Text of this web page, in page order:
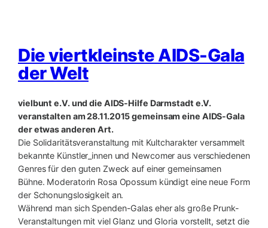
Die viertkleinste AIDS-Gala
der Welt
vielbunt e.V. und die AIDS-Hilfe Darmstadt e.V.
veranstalten am 28.11.2015 gemeinsam eine AIDS-Gala
der etwas anderen Art.
Die Solidaritätsveranstaltung mit Kultcharakter versammelt
bekannte Künstler_innen und Newcomer aus verschiedenen
Genres für den guten Zweck auf einer gemeinsamen
Bühne. Moderatorin Rosa Opossum kündigt eine neue Form
der Schonungslosigkeit an.
Während man sich Spenden-Galas eher als große Prunk-
Veranstaltungen mit viel Glanz und Gloria vorstellt, setzt die